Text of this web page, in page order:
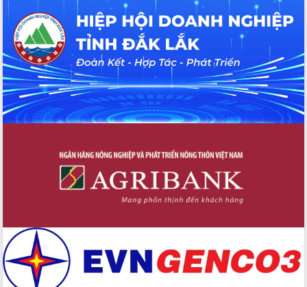
Chuyển đổi số 'mở đường' cho nông
nghiệp Đắk Lắk tăng trưởng bứt phá
Triển khai đồng bộ đo đạc, lập hồ sơ
địa chính, hoàn thiện cơ sở dữ liệu đất
đai
Ứng dụng sinh trắc học - Bước tiến
trong hành trình chuyển đổi số tại Đắk
Lắk
Đắk Lắk nâng cao hiệu quả công tác
Đắk Lắk đẩy mạnh nuôi biển công
nghệ, hướng tới phát triển thủy sản
Tập huấn nâng cao năng lực triển khai
cấp xã
Đắk Lắk phát động hưởng ứng Ngày
Quyền của người tiêu dùng Việt Nam
2026